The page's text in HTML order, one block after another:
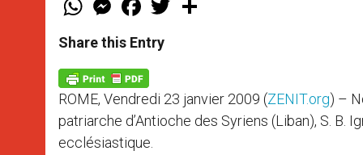
t
s
p
p
e
s
e
g
e
r
a
e
b
k
w
Share this Entry
ROME, Vendredi 23 janvier 2009 (ZENIT.org) –
patriarche d’Antioche des Syriens (Liban), S. B.
ecclésiastique.